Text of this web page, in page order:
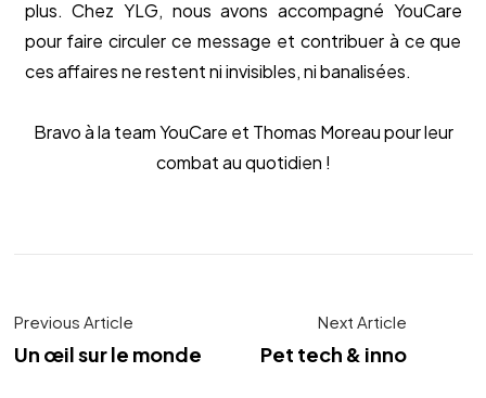
plus. Chez YLG, nous avons accompagné YouCare
pour faire circuler ce message et contribuer à ce que
ces affaires ne restent ni invisibles, ni banalisées.
Bravo à la team YouCare et Thomas Moreau pour leur
combat au quotidien !
Previous Article
Un œil sur le monde
Next Article
Pet tech & inno